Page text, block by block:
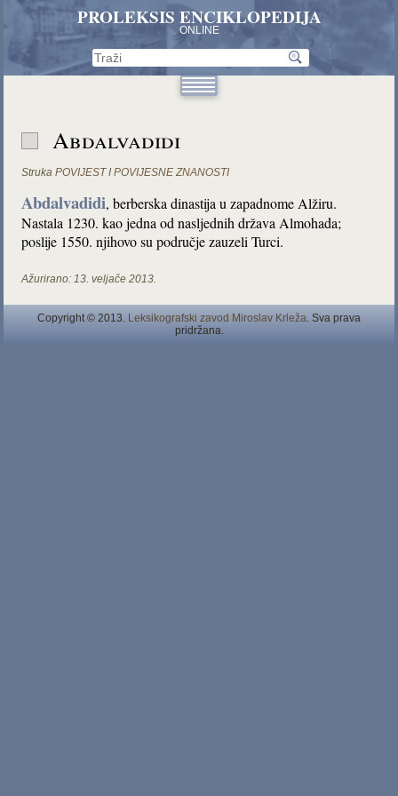
PROLEKSIS ENCIKLOPEDIJA
ONLINE
Abdalvadidi
Struka POVIJEST I POVIJESNE ZNANOSTI
Abdalvadidi, berberska dinastija u zapadnome Alžiru.
Nastala 1230. kao jedna od nasljednih država Almohada;
poslije 1550. njihovo su područje zauzeli Turci.
Ažurirano: 13. veljače 2013.
Copyright © 2013. Leksikografski zavod Miroslav Krleža. Sva prava
pridržana.